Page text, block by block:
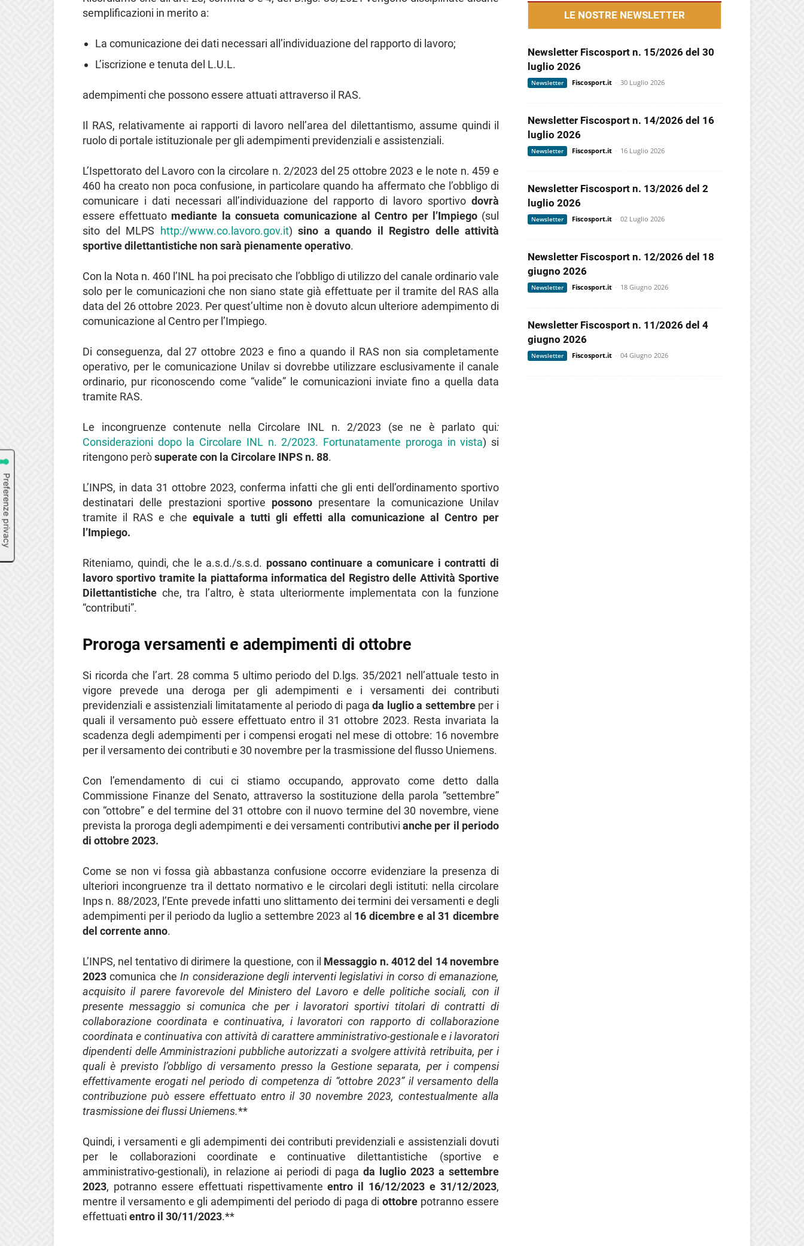
semplificazioni in merito a:
La comunicazione dei dati necessari all’individuazione del rapporto di lavoro;
L’iscrizione e tenuta del L.U.L.
adempimenti che possono essere attuati attraverso il RAS.
Il RAS, relativamente ai rapporti di lavoro nell’area del dilettantismo, assume quindi il
ruolo di portale istituzionale per gli adempimenti previdenziali e assistenziali.
L’Ispettorato del Lavoro con la circolare n. 2/2023 del 25 ottobre 2023 e le note n. 459 e
460 ha creato non poca confusione, in particolare quando ha affermato che l’obbligo di
comunicare i dati necessari all’individuazione del rapporto di lavoro sportivo dovrà
essere effettuato mediante la consueta comunicazione al Centro per l’Impiego(sul
sito del MLPS
http://www.co.lavoro.gov.it) sino a quando il Registro delle attività
sportive dilettantistiche non sarà pienamente operativo.
Con la Nota n. 460 l’INL ha poi precisato che l’obbligo di utilizzo del canale ordinario vale
solo per le comunicazioni che non siano state già effettuate per il tramite del RAS alla
data del 26 ottobre 2023. Per quest’ultime non è dovuto alcun ulteriore adempimento di
comunicazione al Centro per l’Impiego.
Di conseguenza, dal 27 ottobre 2023 e fino a quando il RAS non sia completamente
operativo, per le comunicazione Unilav si dovrebbe utilizzare esclusivamente il canale
ordinario, pur riconoscendo come “valide” le comunicazioni inviate fino a quella data
tramite RAS.
Le incongruenze contenute nella Circolare INL n. 2/2023 (se ne è parlato qui:
Considerazioni dopo la Circolare INL n. 2/2023. Fortunatamente proroga in vista) si
ritengono peròsuperate con la Circolare INPS n. 88.
L’INPS, in data 31 ottobre 2023, conferma infatti che gli enti dell’ordinamento sportivo
destinatari delle prestazioni sportive possono presentare la comunicazione Unilav
tramite il RAS e che equivale a tutti gli effetti alla comunicazione al Centro per
l’Impiego.
Riteniamo, quindi, che le a.s.d./s.s.d. possano continuare a comunicare i contratti di
lavoro sportivo tramite la piattaforma informatica del Registro delle Attività Sportive
Dilettantistiche che, tra l’altro, è stata ulteriormente implementata con la funzione
“contributi”.
Proroga versamenti e adempimenti di ottobre
Si ricorda che l’art. 28 comma 5 ultimo periodo del D.lgs. 35/2021 nell’attuale testo in
vigore prevede una deroga per gli adempimenti e i versamenti dei contributi
previdenziali e assistenziali limitatamente al periodo di pagada luglio a settembreper i
quali il versamento può essere effettuato entro il 31 ottobre 2023. Resta invariata la
scadenza degli adempimenti per i compensi erogati nel mese di ottobre: 16 novembre
per il versamento dei contributi e 30 novembre per la trasmissione del flusso Uniemens.
Con l’emendamento di cui ci stiamo occupando, approvato come detto dalla
Commissione Finanze del Senato, attraverso la sostituzione della parola “settembre”
con “ottobre” e del termine del 31 ottobre con il nuovo termine del 30 novembre, viene
prevista la proroga degli adempimenti e dei versamenti contributivi anche per il periodo
di ottobre 2023.
Come se non vi fossa già abbastanza confusione occorre evidenziare la presenza di
ulteriori incongruenze tra il dettato normativo e le circolari degli istituti: nella circolare
Inps n. 88/2023, l’Ente prevede infatti uno slittamento dei termini dei versamenti e degli
adempimenti per il periodo da luglio a settembre 2023 al 16 dicembre e al 31 dicembre
del corrente anno.
L’INPS, nel tentativo di dirimere la questione, con il Messaggio n. 4012 del 14 novembre
2023 comunica che In considerazione degli interventi legislativi in corso di emanazione,
acquisito il parere favorevole del Ministero del Lavoro e delle politiche sociali, con il
presente messaggio si comunica che per i lavoratori sportivi titolari di contratti di
collaborazione coordinata e continuativa, i lavoratori con rapporto di collaborazione
coordinata e continuativa con attività di carattere amministrativo-gestionale e i lavoratori
dipendenti delle Amministrazioni pubbliche autorizzati a svolgere attività retribuita, per i
quali è previsto l’obbligo di versamento presso la Gestione separata, per i compensi
effettivamente erogati nel periodo di competenza di “ottobre 2023” il versamento della
contribuzione può essere effettuato entro il 30 novembre 2023, contestualmente alla
trasmissione dei flussi Uniemens.**
Quindi, i versamenti e gli adempimenti dei contributi previdenziali e assistenziali dovuti
per le collaborazioni coordinate e continuative dilettantistiche (sportive e
amministrativo-gestionali), in relazione ai periodi di pagada luglio 2023 a settembre
2023, potranno essere effettuati rispettivamenteentro il 16/12/2023 e 31/12/2023,
mentre il versamento e gli adempimenti del periodo di paga diottobre potranno essere
effettuati entro il 30/11/2023.**
LE NOSTRE NEWSLETTER
Newsletter Fiscosport n. 15/2026 del 30
luglio 2026
Newsletter Fiscosport.it - 30 Luglio 2026
Newsletter Fiscosport n. 14/2026 del 16
luglio 2026
Newsletter Fiscosport.it - 16 Luglio 2026
Newsletter Fiscosport n. 13/2026 del 2
luglio 2026
Newsletter Fiscosport.it - 02 Luglio 2026
Newsletter Fiscosport n. 12/2026 del 18
giugno 2026
Newsletter Fiscosport.it - 18 Giugno 2026
Newsletter Fiscosport n. 11/2026 del 4
giugno 2026
Newsletter Fiscosport.it - 04 Giugno 2026